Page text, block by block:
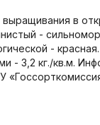
в
-
-
- 3,2 кг./кв.м.